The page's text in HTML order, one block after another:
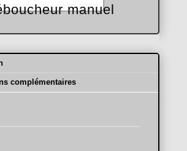
manuel
complémentaires